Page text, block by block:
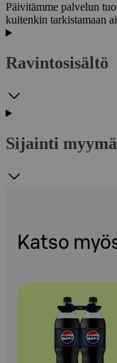
Päivitämme palvelun
kuitenkin tarkistamaan
Ravintosisältö
Sijainti
Katso